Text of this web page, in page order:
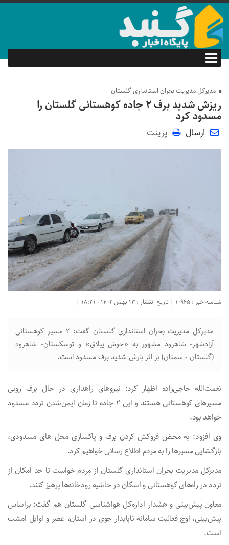
مدیرکل مدیریت بحران استانداری گلستان
ریزش شدید برف ۲ جاده کوهستانی گلستان را
مسدود کرد
ارسال پرینت
شناسه خبر : 10965 | تاریخ انتشار : 13 بهمن 1402 - 18:31 |
مدیرکل مدیریت بحران استانداری گلستان گفت: ۲ مسیر کوهستانی
آزادشهر- شاهرود مشهور به «خوش ییلاق» و توسکستان- شاهرود
(گلستان - سمنان) بر اثر بارش شدید برف مسدود است.
نعمت‌الله حاجی‌زاده اظهار کرد: نیروهای راهداری در حال برف روبی
مسیرهای کوهستانی هستند و این ۲ جاده تا زمان ایمن‌شدن تردد مسدود
خواهد بود.
وی افزود: به محض فروکش کردن برف و پاکسازی محل های مسدودی،
بازگشایی مسیرها را به مردم اطلاع رسانی خواهیم کرد.
مدیرکل مدیریت بحران استانداری گلستان از مردم خواست تا حد امکان از
تردد در راه‌های کوهستانی و اسکان در حاشیه‌ رودخانه‌ها پرهیز کنند.
معاون پیش‌بینی و هشدار اداره‌کل هواشناسی گلستان هم گفت: براساس
پیش‌بینی‌، اوج فعالیت سامانه ناپایدار جوی در استان، عصر و اوایل امشب
است.